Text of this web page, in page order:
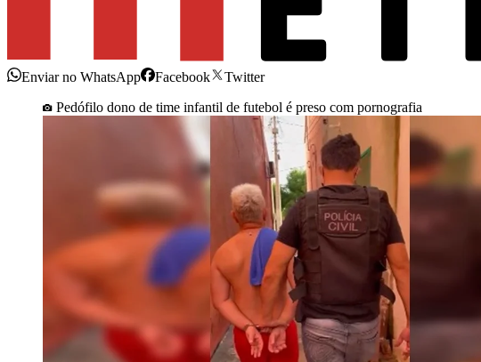
Enviar no WhatsApp Facebook
Twitter
Pedófilo dono de time infantil de futebol é preso com pornografia